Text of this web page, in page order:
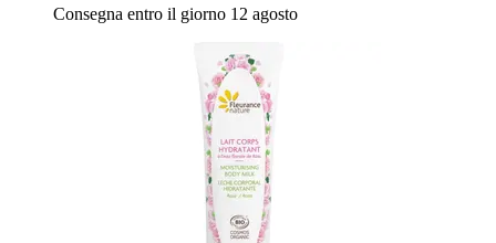
Consegna entro il giorno 12 agosto